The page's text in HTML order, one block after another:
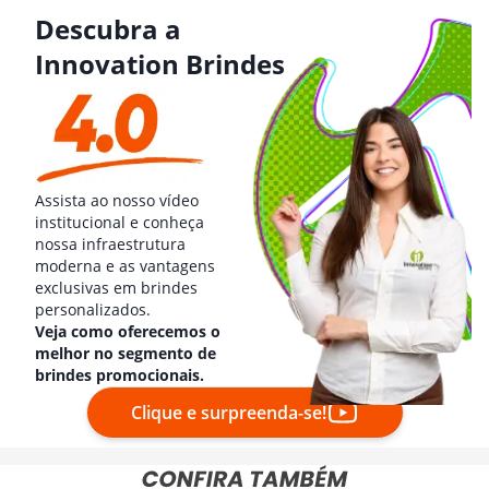
Descubra a
Innovation Brindes
Assista ao nosso vídeo
institucional e conheça
nossa infraestrutura
moderna e as vantagens
exclusivas em brindes
personalizados.
Veja como oferecemos o
melhor no segmento de
brindes promocionais.
Clique e surpreenda-se!